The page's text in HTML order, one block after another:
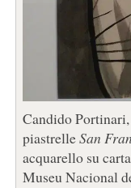
Candido
piastrelleSan
acquarello su
Museu Nacional